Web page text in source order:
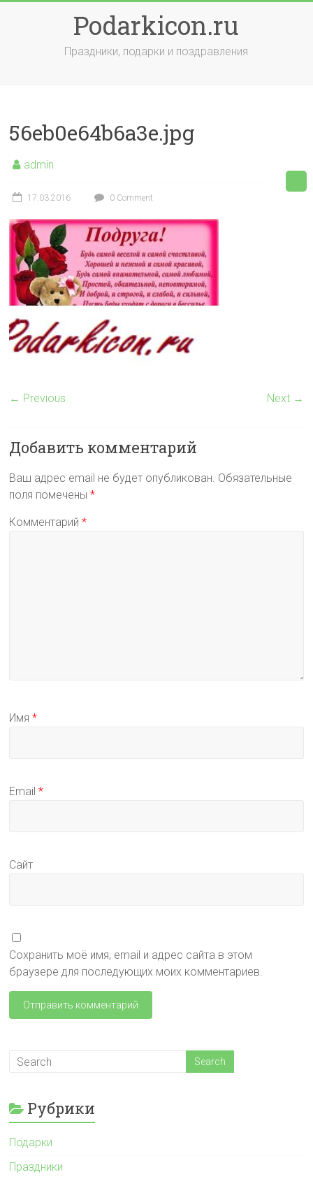
Podarkicon.ru
Праздники, подарки и поздравления
56eb0e64b6a3e.jpg
admin
17.03.2016 0 Comment
← Previous Next →
Добавить комментарий
Ваш адрес email не будет опубликован. Обязательные
поля помечены*
Комментарий*
Имя*
Email*
Сайт
Сохранить моё имя, email и адрес сайта в этом
браузере для последующих моих комментариев.
Рубрики
Подарки
Праздники